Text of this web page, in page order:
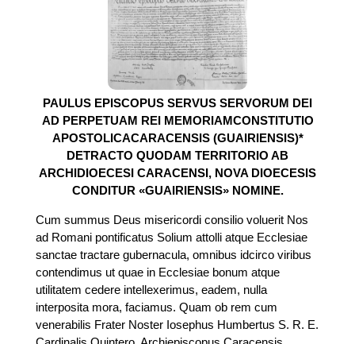
PAULUS EPISCOPUS SERVUS SERVORUM DEI
AD PERPETUAM REI MEMORIAMCONSTITUTIO
APOSTOLICACARACENSIS (GUAIRIENSIS)*
DETRACTO QUODAM TERRITORIO AB
ARCHIDIOECESI CARACENSI, NOVA DIOECESIS
CONDITUR «GUAIRIENSIS» NOMINE.
Cum summus Deus misericordi consilio voluerit Nos
ad Romani pontificatus Solium attolli atque Ecclesiae
sanctae tractare gubernacula, omnibus idcirco viribus
contendimus ut quae in Ecclesiae bonum atque
utilitatem cedere intellexerimus, eadem, nulla
interposita mora, faciamus. Quam ob rem cum
venerabilis Frater Noster Iosephus Humbertus S. R. E.